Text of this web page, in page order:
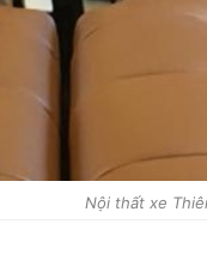
Nội thất xe